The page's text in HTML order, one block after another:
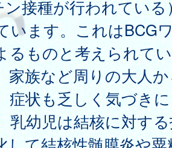
ン接種が行われてい
います。これはBCG
るものと考えられて
家族など周りの大人
症状も乏しく気づき
乳幼児は結核に対す